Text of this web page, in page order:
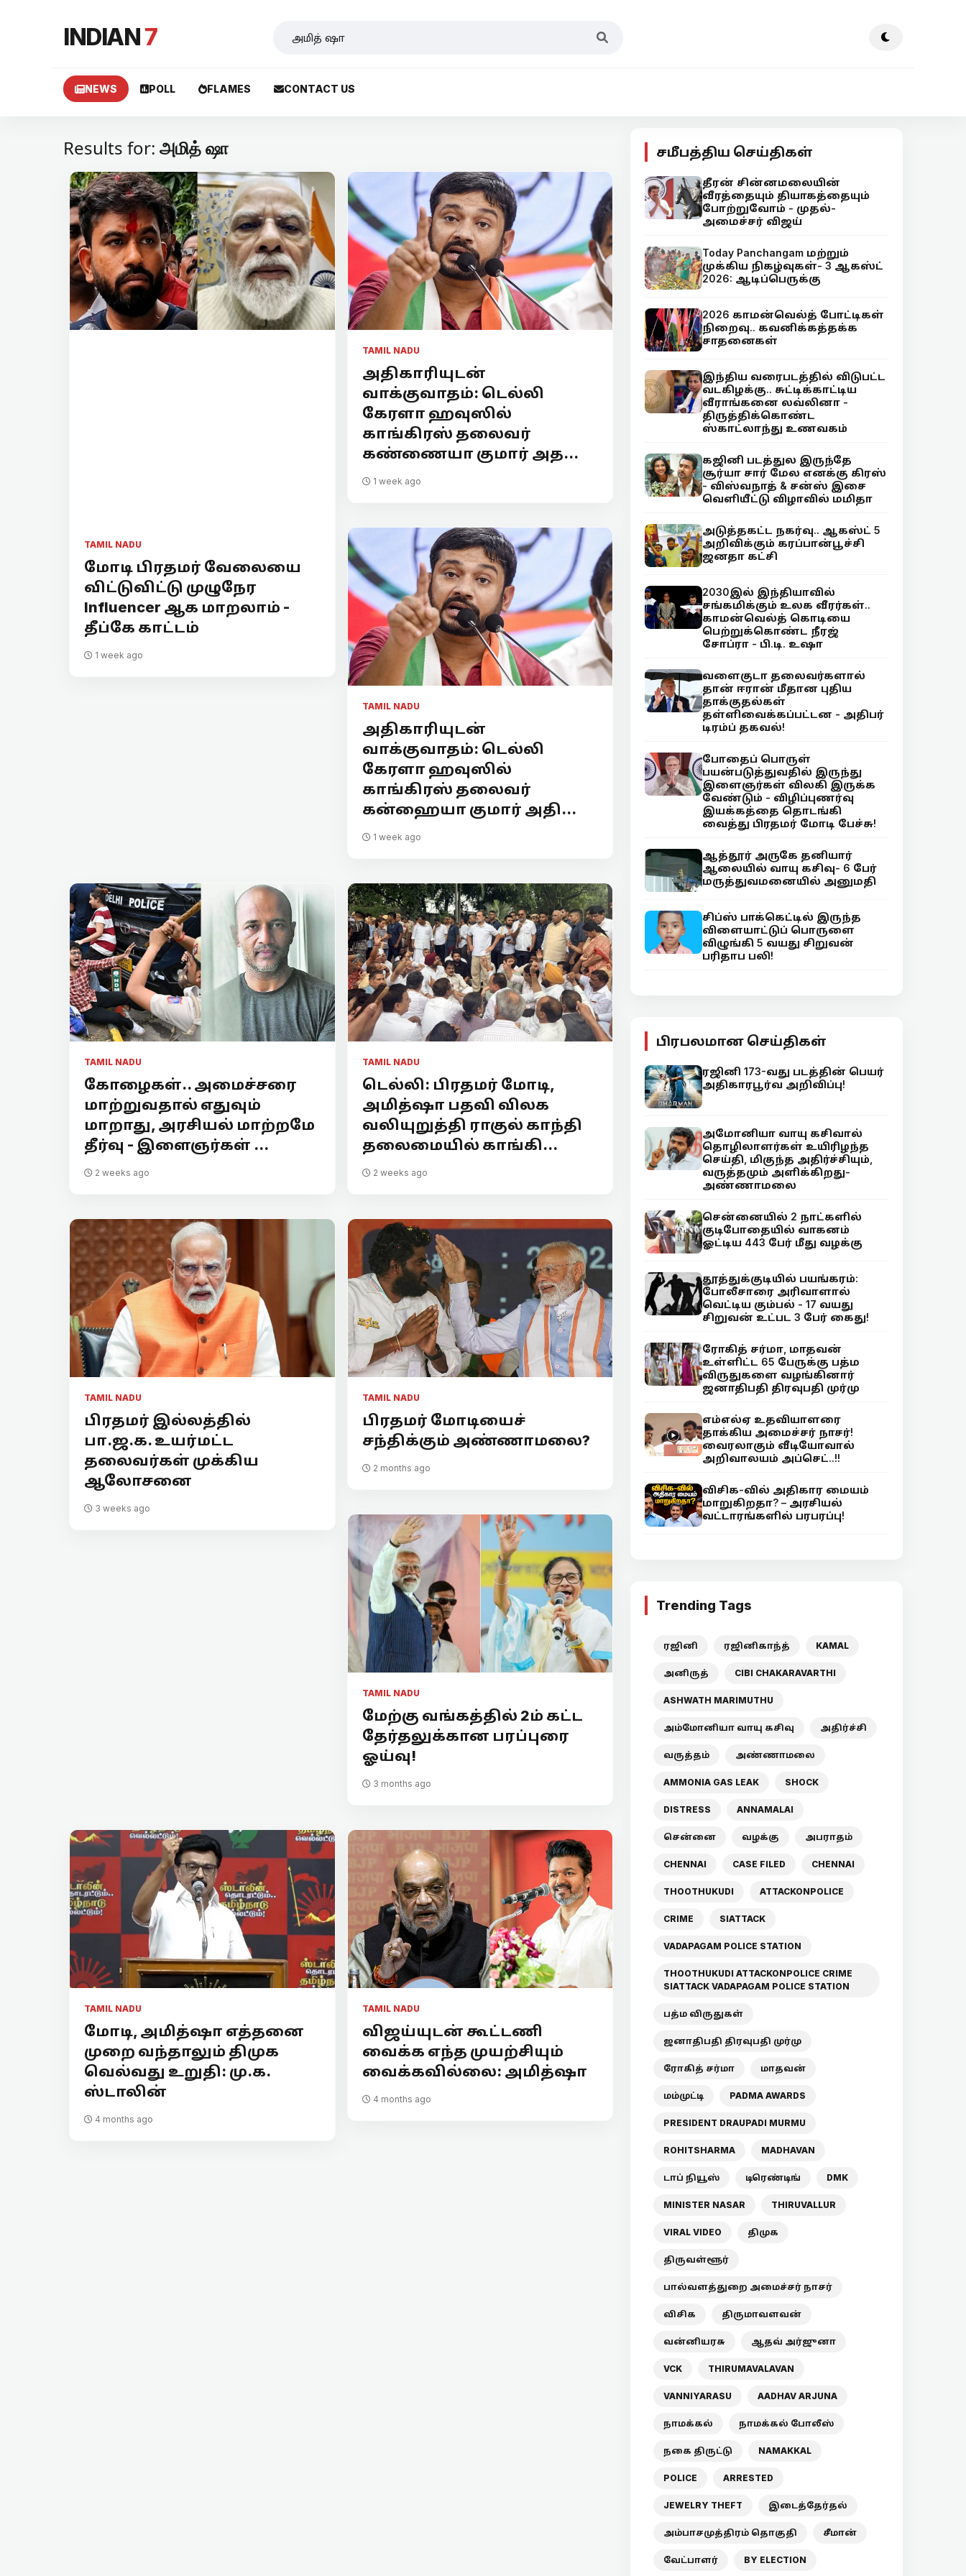
INDIAN7
NEWS POLL FLAMES CONTACT US
Results for: அமித் ஷா
TAMIL NADU
மோடி பிரதமர் வேலையை
விட்டுவிட்டு முழுநேர
Influencer ஆக மாறலாம் -
தீப்கே காட்டம்
1 week ago
TAMIL NADU
அதிகாரியுடன்
வாக்குவாதம்: டெல்லி
கேரளா ஹவுஸில்
காங்கிரஸ் தலைவர்
கண்ணையா குமார் அத...
1 week ago
TAMIL NADU
அதிகாரியுடன்
வாக்குவாதம்: டெல்லி
கேரளா ஹவுஸில்
காங்கிரஸ் தலைவர்
கன்ஹையா குமார் அதி...
1 week ago
TAMIL NADU
கோழைகள்.. அமைச்சரை
மாற்றுவதால் எதுவும்
மாறாது, அரசியல் மாற்றமே
தீர்வு - இளைஞர்கள் ...
2 weeks ago
TAMIL NADU
டெல்லி: பிரதமர் மோடி,
அமித்ஷா பதவி விலக
வலியுறுத்தி ராகுல் காந்தி
தலைமையில் காங்கி...
2 weeks ago
TAMIL NADU
பிரதமர் இல்லத்தில்
பா.ஜ.க. உயர்மட்ட
தலைவர்கள் முக்கிய
ஆலோசனை
3 weeks ago
TAMIL NADU
பிரதமர் மோடியைச்
சந்திக்கும் அண்ணாமலை?
2 months ago
TAMIL NADU
மேற்கு வங்கத்தில் 2ம் கட்ட
தேர்தலுக்கான பரப்புரை
ஓய்வு!
3 months ago
TAMIL NADU
மோடி, அமித்ஷா எத்தனை
முறை வந்தாலும் திமுக
வெல்வது உறுதி: மு.க.
ஸ்டாலின்
4 months ago
TAMIL NADU
விஜய்யுடன் கூட்டணி
வைக்க எந்த முயற்சியும்
வைக்கவில்லை: அமித்ஷா
4 months ago
சமீபத்திய செய்திகள்
தீரன் சின்னமலையின்
வீரத்தையும் தியாகத்தையும்
போற்றுவோம் - முதல்-
அமைச்சர் விஜய்
Today Panchangam மற்றும்
முக்கிய நிகழ்வுகள்- 3 ஆகஸ்ட்
2026: ஆடிப்பெருக்கு
2026 காமன்வெல்த் போட்டிகள்
நிறைவு.. கவனிக்கத்தக்க
சாதனைகள்
இந்திய வரைபடத்தில் விடுபட்ட
வடகிழக்கு.. சுட்டிக்காட்டிய
வீராங்கனை லவ்லினா -
திருத்திக்கொண்ட
ஸ்காட்லாந்து உணவகம்
கஜினி படத்துல இருந்தே
சூர்யா சார் மேல எனக்கு கிரஸ்
- விஸ்வநாத் & சன்ஸ் இசை
வெளியீட்டு விழாவில் மமிதா
அடுத்தகட்ட நகர்வு.. ஆகஸ்ட் 5
அறிவிக்கும் கரப்பான்பூச்சி
ஜனதா கட்சி
2030இல் இந்தியாவில்
சங்கமிக்கும் உலக வீரர்கள்..
காமன்வெல்த் கொடியை
பெற்றுக்கொண்ட நீரஜ்
சோப்ரா - பி.டி. உஷா
வளைகுடா தலைவர்களால்
தான் ஈரான் மீதான புதிய
தாக்குதல்கள்
தள்ளிவைக்கப்பட்டன - அதிபர்
டிரம்ப் தகவல்!
போதைப் பொருள்
பயன்படுத்துவதில் இருந்து
இளைஞர்கள் விலகி இருக்க
வேண்டும் - விழிப்புணர்வு
இயக்கத்தை தொடங்கி
வைத்து பிரதமர் மோடி பேச்சு!
ஆத்தூர் அருகே தனியார்
ஆலையில் வாயு கசிவு- 6 பேர்
மருத்துவமனையில் அனுமதி
சிப்ஸ் பாக்கெட்டில் இருந்த
விளையாட்டுப் பொருளை
விழுங்கி 5 வயது சிறுவன்
பரிதாப பலி!
பிரபலமான செய்திகள்
ரஜினி 173-வது படத்தின் பெயர்
அதிகாரபூர்வ அறிவிப்பு!
அமோனியா வாயு கசிவால்
தொழிலாளர்கள் உயிரிழந்த
செய்தி, மிகுந்த அதிர்ச்சியும்,
வருத்தமும் அளிக்கிறது-
அண்ணாமலை
சென்னையில் 2 நாட்களில்
குடிபோதையில் வாகனம்
ஓட்டிய 443 பேர் மீது வழக்கு
தூத்துக்குடியில் பயங்கரம்:
போலீசாரை அரிவாளால்
வெட்டிய கும்பல் - 17 வயது
சிறுவன் உட்பட 3 பேர் கைது!
ரோகித் சர்மா, மாதவன்
உள்ளிட்ட 65 பேருக்கு பத்ம
விருதுகளை வழங்கினார்
ஜனாதிபதி திரவுபதி முர்மு
எம்எல்ஏ உதவியாளரை
தாக்கிய அமைச்சர் நாசர்!
வைரலாகும் வீடியோவால்
அறிவாலயம் அப்செட்..!!
விசிக-வில் அதிகார மையம்
மாறுகிறதா? – அரசியல்
வட்டாரங்களில் பரபரப்பு!
Trending Tags
ரஜினி ரஜினிகாந்த் KAMAL
அனிருத் CIBI CHAKARAVARTHI
ASHWATH MARIMUTHU
அம்மோனியா வாயு கசிவு அதிர்ச்சி
வருத்தம் அண்ணாமலை
AMMONIA GAS LEAK SHOCK
DISTRESS ANNAMALAI
சென்னை வழக்கு அபராதம்
CHENNAI CASE FILED CHENNAI
THOOTHUKUDI ATTACKONPOLICE
CRIME SIATTACK
VADAPAGAM POLICE STATION
THOOTHUKUDI ATTACKONPOLICE CRIME
SIATTACK VADAPAGAM POLICE STATION
பத்ம விருதுகள்
ஜனாதிபதி திரவுபதி முர்மு
ரோகித் சர்மா மாதவன்
மம்முட்டி PADMA AWARDS
PRESIDENT DRAUPADI MURMU
ROHITSHARMA MADHAVAN
டாப் நியூஸ் டிரெண்டிங் DMK
MINISTER NASAR THIRUVALLUR
VIRAL VIDEO திமுக
திருவள்ளூர்
பால்வளத்துறை அமைச்சர் நாசர்
விசிக திருமாவளவன்
வன்னியரசு ஆதவ் அர்ஜுனா
VCK THIRUMAVALAVAN
VANNIYARASU AADHAV ARJUNA
நாமக்கல் நாமக்கல் போலீஸ்
நகை திருட்டு NAMAKKAL
POLICE ARRESTED
JEWELRY THEFT இடைத்தேர்தல்
அம்பாசமுத்திரம் தொகுதி சீமான்
வேட்பாளர் BY ELECTION